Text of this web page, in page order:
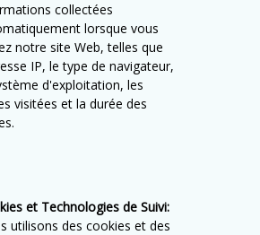
collectées
lorsque vous
notre site Web, telles que
IP, le type de navigateur,
d'exploitation, les
visitées et la durée des
et Technologies de Suivi:
utilisons des cookies et des